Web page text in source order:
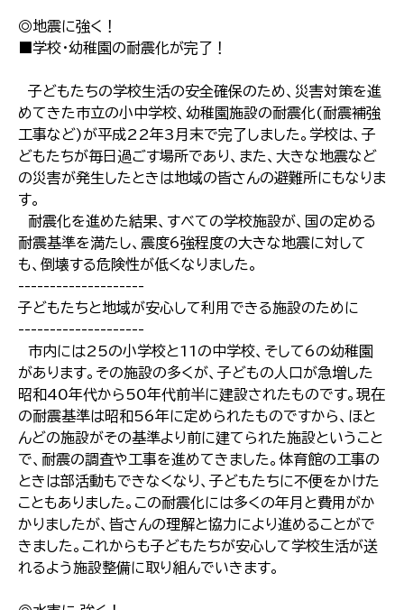
◎地震に強く！
■学校・幼稚園の耐震化が完了！
子どもたちの学校生活の安全確保のため、災害対策を進
めてきた市立の小中学校、幼稚園施設の耐震化(耐震補強
工事など)が平成22年3月末で完了しました。学校は、子
どもたちが毎日過ごす場所であり、また、大きな地震など
の災害が発生したときは地域の皆さんの避難所にもなりま
す。
耐震化を進めた結果、すべての学校施設が、国の定める
耐震基準を満たし、震度6強程度の大きな地震に対して
も、倒壊する危険性が低くなりました。
--------------------
子どもたちと地域が安心して利用できる施設のために
--------------------
市内には25の小学校と11の中学校、そして6の幼稚園
があります。その施設の多くが、子どもの人口が急増した
昭和40年代から50年代前半に建設されたものです。現在
の耐震基準は昭和56年に定められたものですから、ほと
んどの施設がその基準より前に建てられた施設ということ
で、耐震の調査や工事を進めてきました。体育館の工事の
ときは部活動もできなくなり、子どもたちに不便をかけた
こともありました。この耐震化には多くの年月と費用がか
かりましたが、皆さんの理解と協力により進めることがで
きました。これからも子どもたちが安心して学校生活が送
れるよう施設整備に取り組んでいきます。